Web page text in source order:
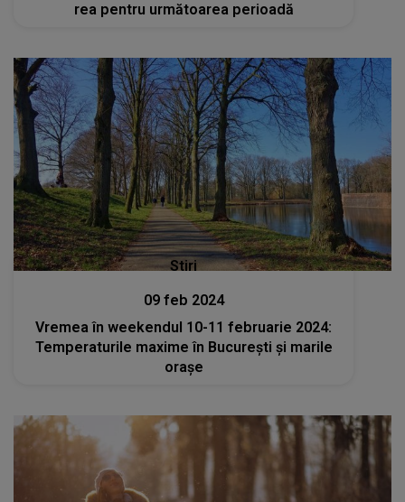
rea pentru următoarea perioadă
Stiri
09 feb 2024
Vremea în weekendul 10-11 februarie 2024:
Temperaturile maxime în București și marile
orașe